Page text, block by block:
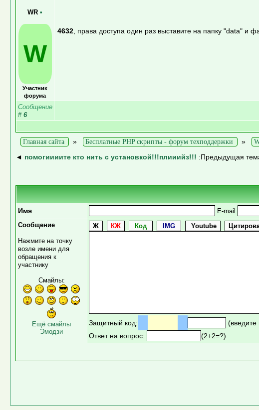
WR •
W
Участник
форума
4632, права доступа один раз выставите на папку "data" и
Сообщение
# 6
Главная сайта » Бесплатные PHP скрипты - форум техподдержки »
◄ помогиииите кто нить с установкой!!!плииийз!!! :Предыдущая
Имя
E-mail
Сообщение
Нажмите на точку
возле имени для
обращения к
участнику
Смайлы:
Ещё смайлы
Эмодзи
Защитный код:
Ответ на вопрос:
(2+2=?)